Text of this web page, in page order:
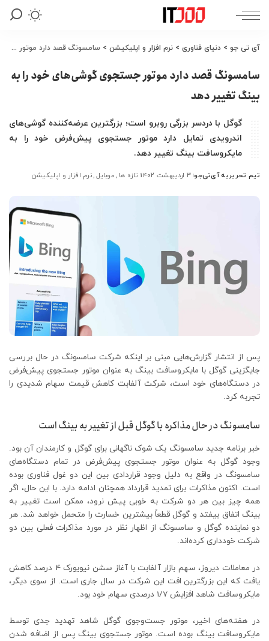
آی تی جو > دنیای فناوری > نرم افزار و اپلیکیشن > سامسونگ قصد دارد موتور جستجوی گوشی‌های خود را به بینگ تغییر دهد
سامسونگ قصد دارد موتور جستجوی گوشی‌های خود را به
بینگ تغییر دهد
گوگل با دردسر بزرگی روبرو است؛ بزرگترین عرضه‌کننده گوشی‌های
اندرویدی تمایل دارد موتور جستجوی پیش‌فرض خود را به
مایکروسافت بینگ تغییر دهد.
ارسال
تیم تحریریه آی‌تی‌جو ۳ اردیبهشت ۱۴۰۲ تازه ها موبایل نرم افزار و اپلیکیشن
پس از انتشار گزارش‌هایی مبنی بر اینکه شرکت سامسونگ در حال بررسی
جایگزینی گوگل با مایکروسافت بینگ به عنوان موتور جستجوی پیش‌فرض
در دستگاه‌های خود است، شرکت آلفابت کاهش قیمت سهام شدیدی را
تجربه کرد.
سامسونگ در حال مذاکره با گوگل قبل از تغییر به بینگ است
خبر برنامه جدید سامسونگ یک شوک ناگهانی برای گوگل و کارمندان آن بود.
وجود گوگل به عنوان موتور جستجوی پیش‌فرض در تمام دستگاه‌های
سامسونگ در واقع به دلیل وجود قراردادی بین این دو غول فناوری بوده
است. اکنون مذاکرات برای تمدید قرارداد همچنان ادامه دارد. با این حال، اگر
همه چیز بین هر دو شرکت به خوبی پیش نرود، ممکن است تغییر به
بینگ اتفاق بیفتد و گوگل قطعاً بیشترین خسارت را متحمل خواهد شد. هر
دو نماینده گوگل و سامسونگ از اظهار نظر در مورد مذاکرات فعلی بین دو
شرکت خودداری کرده‌اند.
در معاملات دیروز، سهم بازار آلفابت با آغاز سشن نیویورک 4 درصد کاهش
یافت که این بزرگترین افت این شرکت در سال جاری است. از سوی دیگر،
مایکروسافت شاهد افزایش 1/7 درصدی سهام خود بود.
در هفته‌های اخیر، موتور جست‌وجوی گوگل شاهد تهدید جدی توسط
مایکروسافت بینگ بوده است. موتور جستجوی بینگ پس از اضافه شدن